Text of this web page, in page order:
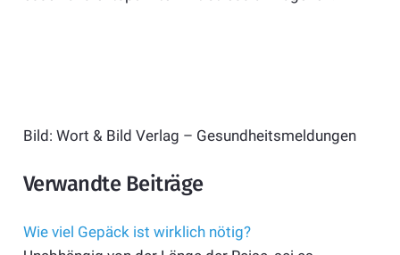
Bild: Wort & Bild Verlag – Gesundheitsmeldungen
Verwandte Beiträge
Wie viel Gepäck ist wirklich nötig?